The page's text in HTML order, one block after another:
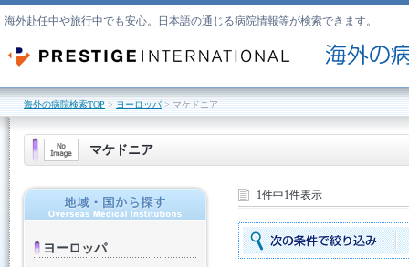
海外赴任中や旅行中でも安心。日本語の通じる病院情報等が検索できます。
海外の病院検索TOP>ヨーロッパ> マケドニア
マケドニア
1件中1件表示
ヨーロッパ